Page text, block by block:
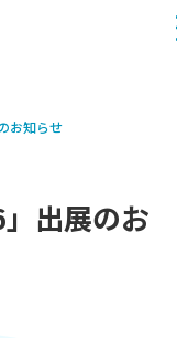
お知らせ
」出展のお